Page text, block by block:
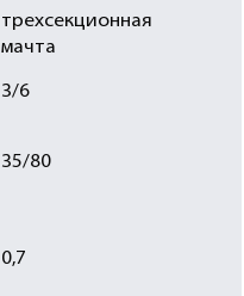
трехсекционная
мачта
3/6
35/80
0,7